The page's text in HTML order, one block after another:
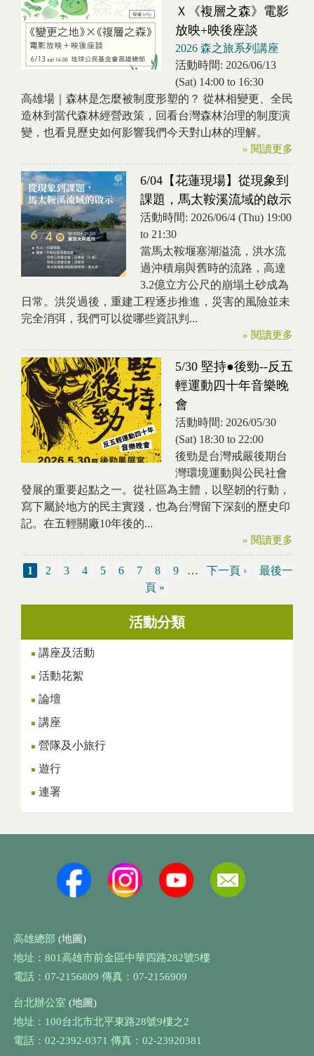
Ｘ《複層之森》電影
放映+映後座談
2026 森之旅系列講座
活動時間: 2026/06/13
(Sat) 14:00 to 16:30
高雄場｜森林是怎麼被制度形塑的？ 從林相變更、全民
造林到當代森林經營政策，回看台灣森林治理的制度演
變，也看見歷史如何影響我們今天對山林的理解。
» 閱讀更多
6/04【花蓮現場】從現象到
課題，馬太鞍溪流域的啟示
活動時間: 2026/06/4 (Thu) 19:00
to 21:30
當馬太鞍堰塞湖溢流，洪水流
過沖積扇與舊時的流路，高達
3.2億立方公尺的崩塌土砂成為
日常。洪災過後，重建工程逐步推進，災害的風險並未
完全消弭，我們可以從哪些資訊判...
» 閱讀更多
5/30 堅持●後勁--反五
輕運動四十年音樂晚
會
活動時間: 2026/05/30
(Sat) 18:30 to 22:00
後勁是台灣戒嚴後期台
灣環境運動與公民社會
發展的重要起點之一。從社區為主體，以堅韌的行動，
寫下屬於地方的民主實踐，也為台灣留下深刻的歷史印
記。在五輕關廠10年後的...
» 閱讀更多
Pages
1 2 3 4 5 6 7 8 9 … 下一頁 ›
最後一
頁 »
活動分類
講座及活動
活動花絮
論壇
講座
營隊及小旅行
遊行
連署
高雄總部 (地圖)
地址：801高雄市前金區中華四路282號5樓
電話：07-2156809 傳真：07-2156909
台北辦公室 (地圖)
地址：100台北市北平東路28號9樓之2
電話：02-2392-0371 傳真：02-23920381